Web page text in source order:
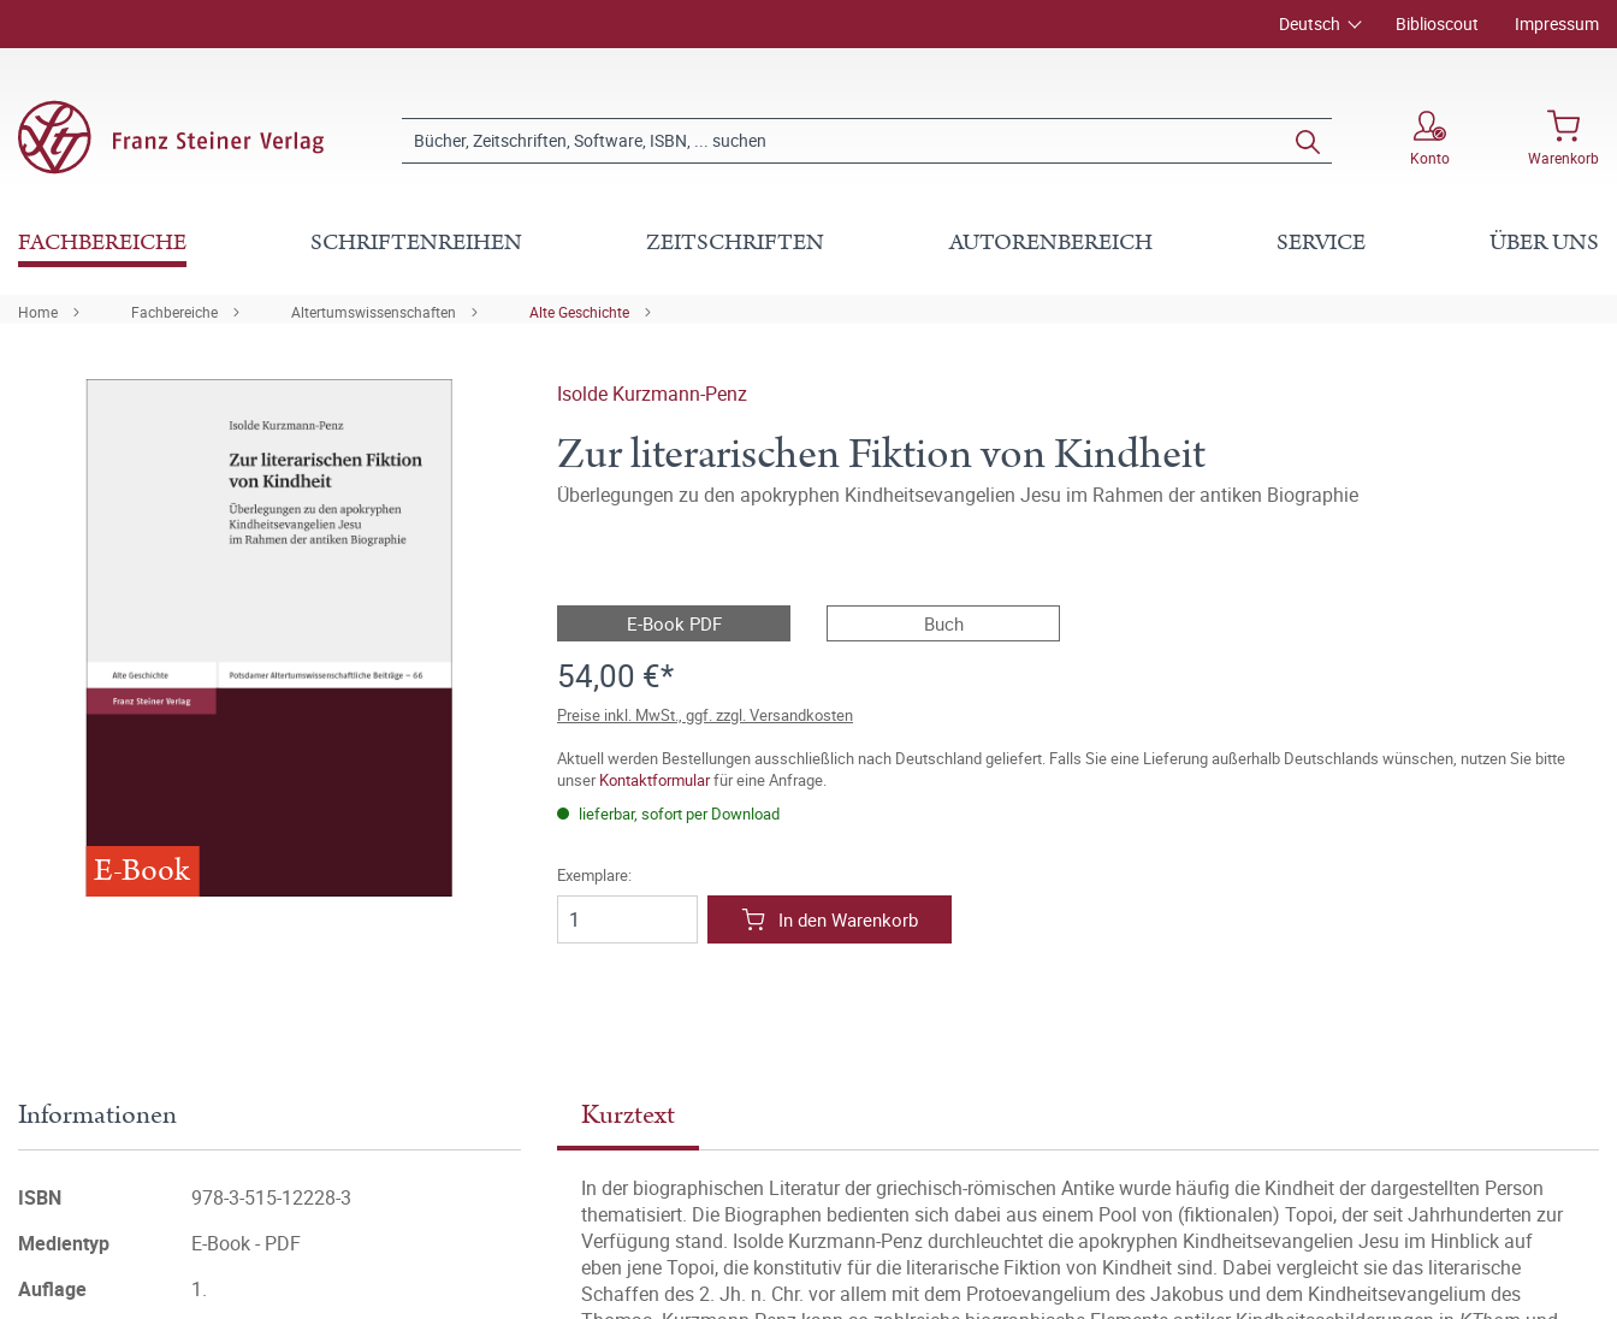
Deutsch Biblioscout Impressum
Konto Warenkorb
FACHBEREICHE SCHRIFTENREIHEN ZEITSCHRIFTEN AUTORENBEREICH SERVICE ÜBER UNS
Home Fachbereiche Altertumswissenschaften Alte Geschichte
E-Book
Isolde Kurzmann-Penz
Zur literarischen Fiktion von Kindheit
Überlegungen zu den apokryphen Kindheitsevangelien Jesu im Rahmen der antiken Biographie
E-Book PDF Buch
54,00 €*
Preise inkl. MwSt., ggf. zzgl. Versandkosten
Aktuell werden Bestellungen ausschließlich nach Deutschland geliefert. Falls Sie eine Lieferung außerhalb Deutschlands wünschen, nutzen Sie bitte
unserKontaktformularfür eine Anfrage.
lieferbar, sofort per Download
Exemplare:
In den Warenkorb
Kurztext
In der biographischen Literatur der griechisch-römischen Antike wurde häufig die Kindheit der dargestellten Person
thematisiert. Die Biographen bedienten sich dabei aus einem Pool von (fiktionalen) Topoi, der seit Jahrhunderten zur
Verfügung stand. Isolde Kurzmann-Penz durchleuchtet die apokryphen Kindheitsevangelien Jesu im Hinblick auf
eben jene Topoi, die konstitutiv für die literarische Fiktion von Kindheit sind. Dabei vergleicht sie das literarische
Schaffen des 2. Jh. n. Chr. vor allem mit dem Protoevangelium des Jakobus und dem Kindheitsevangelium des
Informationen
ISBN
978-3-515-12228-3
Medientyp
E-Book - PDF
Auflage
1.